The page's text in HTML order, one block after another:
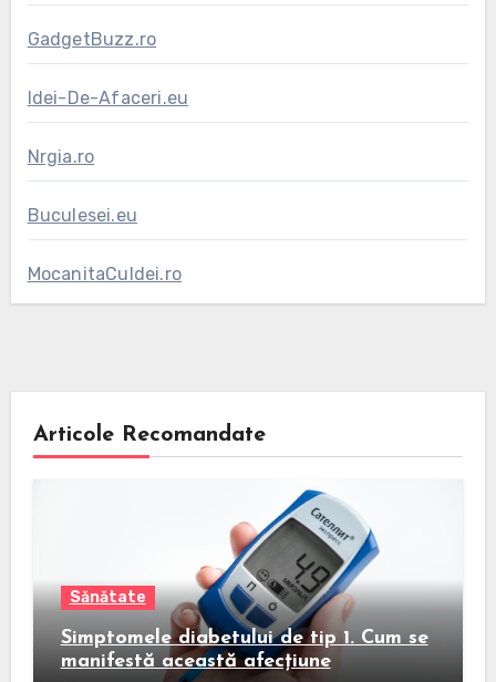
GadgetBuzz.ro
Idei-De-Afaceri.eu
Nrgia.ro
Buculesei.eu
MocanitaCuIdei.ro
Articole Recomandate
Sănătate
Simptomele diabetului de tip 1. Cum se
manifestă această afecțiune